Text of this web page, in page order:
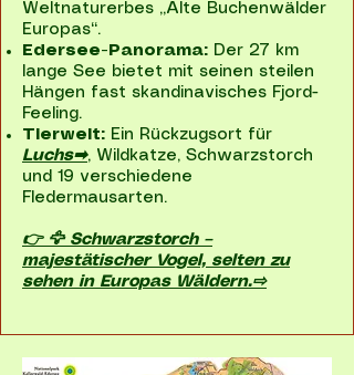
Weltnaturerbes „Alte Buchenwälder
Europas“.
Edersee-Panorama: Der 27 km
lange See bietet mit seinen steilen
Hängen fast skandinavisches Fjord-
Feeling.
Tierwelt: Ein Rückzugsort für
Luchs➡, Wildkatze, Schwarzstorch
und 19 verschiedene
Fledermausarten.
👉 🦅 Schwarzstorch –
majestätischer Vogel, selten zu
sehen in Europas Wäldern.⇨